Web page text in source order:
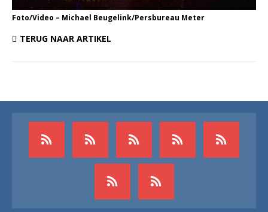
Foto/Video – Michael Beugelink/Persbureau Meter
TERUG NAAR ARTIKEL